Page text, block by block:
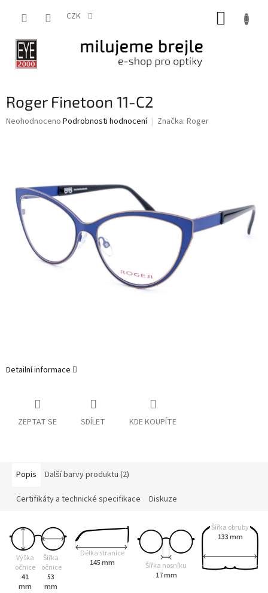
CZK
Roger Finetoon 11-C2
Průměrné
hvězdiček.
Neohodnoceno Podrobnosti hodnocení Značka: Roger
Detailní informace
ZEPTAT SE SDÍLET KDE KOUPÍTE
Popis Další barvy produktu (2)
Certifikáty a technické specifikace Diskuze
Výška
očnice
41
mm
Šířka
očnice
53
mm
Délka stranice
145 mm
Šířka nosníku
17 mm
Šířka obruby
133 mm